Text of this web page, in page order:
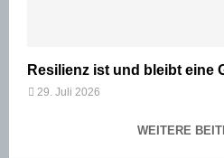
Resilienz ist und bleibt eine
29. Juli 2026
WEITERE